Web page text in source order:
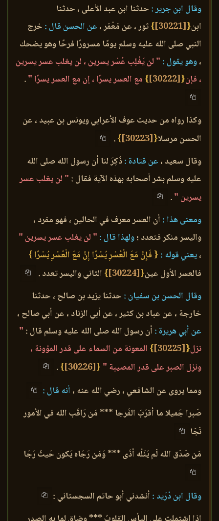
وقال ابن جرير : حدثنا ابن عبد الأعلى ، حدثنا
ابن{
[30221]
}ثور ، عن مَعْمَر ، عن الحسن قال : خرج
النبي صلى الله عليه وسلم يومًا مسرورًا فرحًا وهو يضحك
،وهو يقول : " لن يَغْلِب عُسْر يسرين ، لن يغلب عسر يسرين
، فإن{
[30222]
} مع العسر يسرًا ، إن مع العسر يسرًا ".
وكذا رواه من حديث عوف الأعرابي ويونس بن عبيد ، عن
الحسن مرسلا{
[30223]
}
.
وقال سعيد ، عن قتادة :ذُكِرَ لنا أن رسول الله صلى الله
عليه وسلم بشر أصحابه بهذه الآية فقال : " لن يغلب عسر
يسرين ".
ومعنى هذا : أن العسر معرف في الحالين ، فهو مفرد ،
واليسر منكر فتعدد ؛ولهذا قال : " لن يغلب عسر يسرين "
،يعني قوله : { فَإِنَّ مَعَ الْعُسْرِ يُسْرًا إِنَّ مَعَ الْعُسْرِ يُسْرًا }
فالعسر الأول عين{
[30224]
} الثاني واليسر تعدد .
وقال الحسن بن سفيان : حدثنا يزيد بن صالح ، حدثنا
خارجة ، عن عباد بن كثير ، عن أبي الزناد ، عن أبي صالح ،
عن أبي هريرة : أن رسول الله صلى الله عليه وسلم قال : "
نزل{
[30225]
} المعونة من السماء على قدر المؤونة ،
ونزل الصبر على قدر المصيبة " {
[30226]
}
.
ومما يروى عن الشافعي ، رضي الله عنه ، أنه قال :
صَبرا جَميلا ما أقرَبَ الفَرجا *** مَن رَاقَب الله في الأمور
نَجَا
مَن صَدَق الله لَم يَنَلْه أذَى *** وَمَن رَجَاه يَكون حَيثُ رَجَا
وقال ابن دُرَيد : أنشدني أبو حاتم السجستاني :